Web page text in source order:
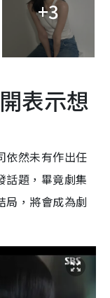
+3
表示想
依然未有作出任
話題，畢竟劇集
局，將會成為劇